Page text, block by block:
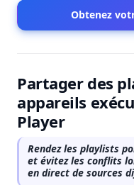
Obtenez
Partager des
appareils
Player
Rendez les playlists
et évitez les conflits
en direct de sources